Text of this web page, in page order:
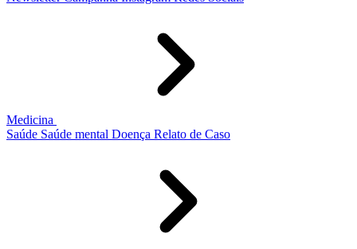
Medicina
Saúde Saúde mental Doença Relato de Caso